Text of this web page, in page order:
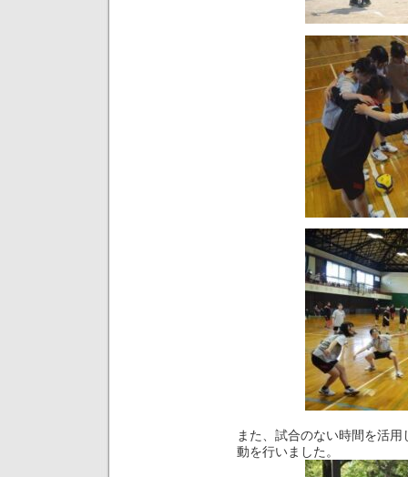
また、試合のない時間を活
動を行いました。